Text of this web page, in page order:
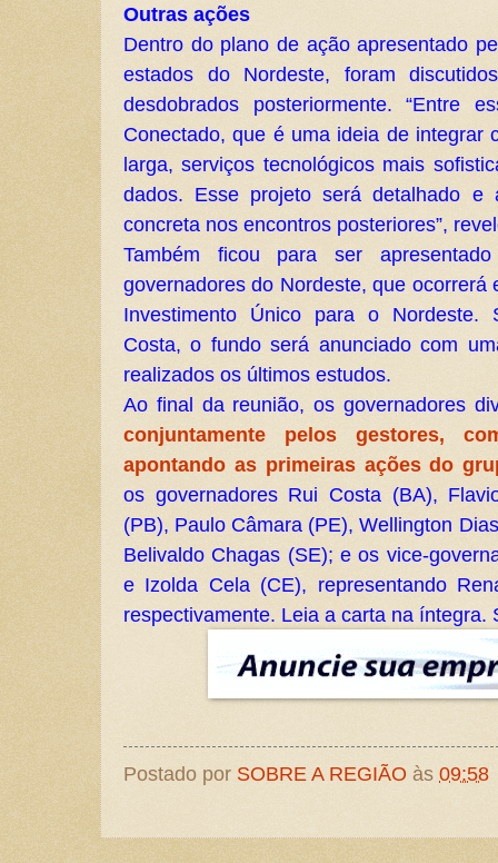
Outras ações
Dentro do plano de ação apresentado
estados do Nordeste, foram
desdobrados posteriormente. “Entre
Conectado, que é uma ideia de integrar
larga, serviços tecnológicos mais
dados. Esse projeto será detalhado e
concreta nos encontros posteriores”,
Também ficou para ser
governadores do Nordeste, que ocorrerá
Investimento Único para o Nordeste.
Costa, o fundo será anunciado com
realizados os últimos estudos.
Ao final da reunião, os governadores
conjuntamente pelos gestores,
apontando as primeiras ações do
os governadores Rui Costa (BA),
(PB), Paulo Câmara (PE), Wellington
Belivaldo Chagas (SE); e os vice-
e Izolda Cela (CE), representando
respectivamente. Leia a carta na íntegra.
Postado por SOBRE A REGIÃO às 09:58